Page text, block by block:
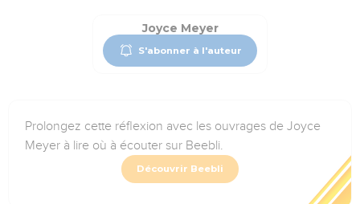
Joyce Meyer
S'abonner à l'auteur
Prolongez cette réflexion avec les ouvrages de Joyce
Meyer à lire où à écouter sur Beebli.
Découvrir Beebli